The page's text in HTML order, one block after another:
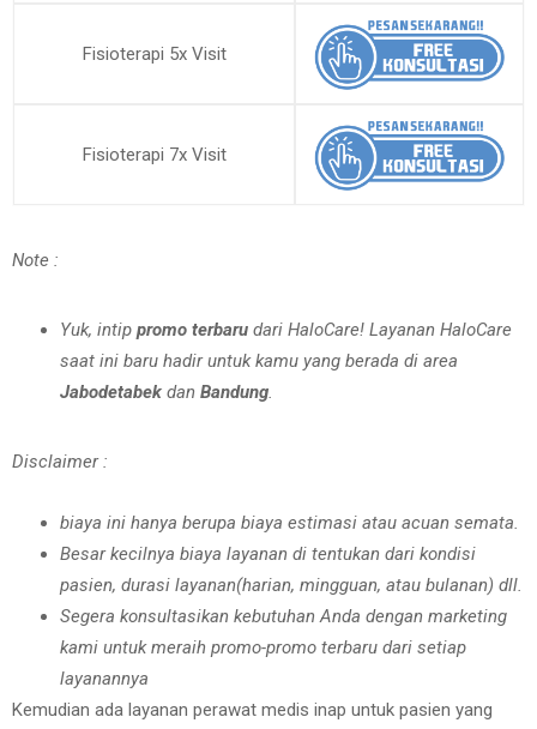
Fisioterapi 5x Visit
Fisioterapi 7x Visit
Note :
Yuk, intip promo terbaru dari HaloCare! Layanan HaloCare
saat ini baru hadir untuk kamu yang berada di area
Jabodetabek dan Bandung.
Disclaimer :
biaya ini hanya berupa biaya estimasi atau acuan semata.
Besar kecilnya biaya layanan di tentukan dari kondisi
pasien, durasi layanan(harian, mingguan, atau bulanan) dll.
Segera konsultasikan kebutuhan Anda dengan marketing
kami untuk meraih promo-promo terbaru dari setiap
layanannya
Kemudian ada layanan perawat medis inap untuk pasien yang